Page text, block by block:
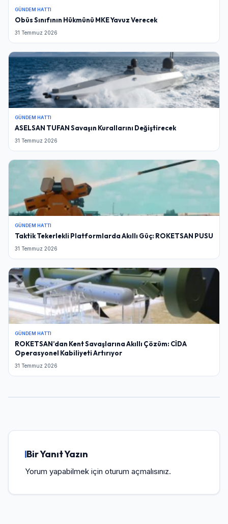
GÜNDEM HATTI
Obüs Sınıfının Hükmünü MKE Yavuz Verecek
31 Temmuz 2026
GÜNDEM HATTI
ASELSAN TUFAN Savaşın Kurallarını Değiştirecek
31 Temmuz 2026
GÜNDEM HATTI
Taktik Tekerlekli Platformlarda Akıllı Güç: ROKETSAN PUSU
31 Temmuz 2026
GÜNDEM HATTI
ROKETSAN’dan Kent Savaşlarına Akıllı Çözüm: CİDA
Operasyonel Kabiliyeti Artırıyor
31 Temmuz 2026
Bir Yanıt Yazın
Yorum yapabilmek için oturum açmalısınız.